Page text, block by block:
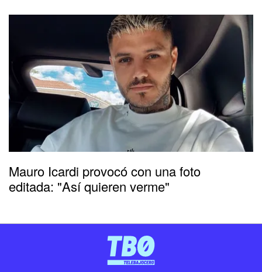
Mauro Icardi provocó con una foto
editada: "Así quieren verme"